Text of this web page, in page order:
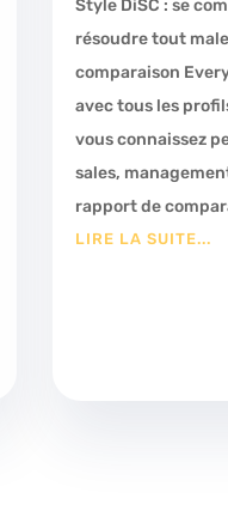
Style DiSC : se
résoudre tout
comparaison
avec tous les
vous connaissez
sales,
rapport de
LIRE LA SUITE...